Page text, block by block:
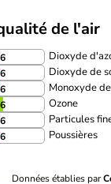
de l'air
Dioxyde
Dioxyde de
Monoxyde
Ozone
Particules
Poussières
Données établies par